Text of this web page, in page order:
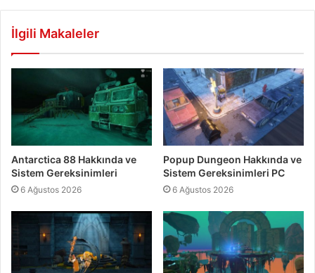
İlgili Makaleler
Antarctica 88 Hakkında ve
Sistem Gereksinimleri
6 Ağustos 2026
Popup Dungeon Hakkında ve
Sistem Gereksinimleri PC
6 Ağustos 2026